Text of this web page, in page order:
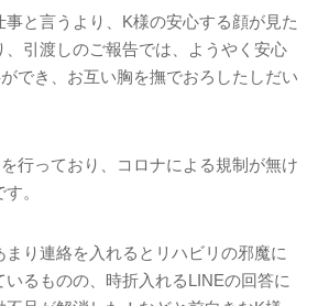
と言うより、 K様の安心する顔が見た
、引渡しのご報告では、ようやく安心
でき、お互い胸を撫でおろしたしだい
行っており、コロナによる規制が無け
。
り連絡を入れるとリハビリの邪魔に
るものの、時折入れるLINEの回答に